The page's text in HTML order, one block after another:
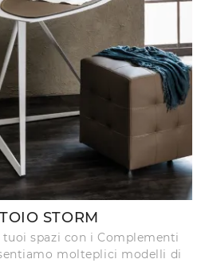
STORM
spazi con i Complementi
molteplici modelli di